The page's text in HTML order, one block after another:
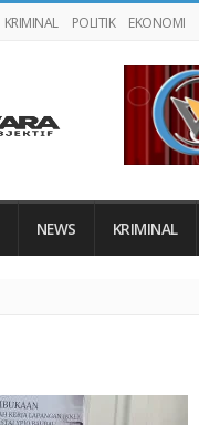
KRIMINAL POLITIK EKONOMI
NEWS KRIMINAL